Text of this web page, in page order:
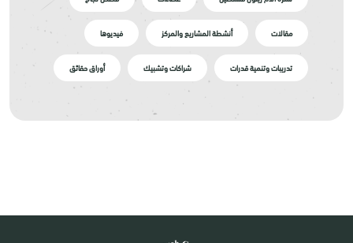
مقالات أنشطة المشاريع والمركز فيديوها
تدريبات وتنمية قدرات شراكات وتشبيك أوراق حقائق